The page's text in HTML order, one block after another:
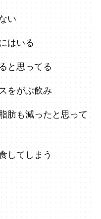
い
はいる
と思ってる
をがぶ飲み
肪も減ったと思って
してしまう